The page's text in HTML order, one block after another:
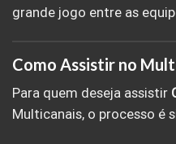
grande jogo entre as
Como Assistir no
Para quem deseja assistir
Multicanais, o processo é